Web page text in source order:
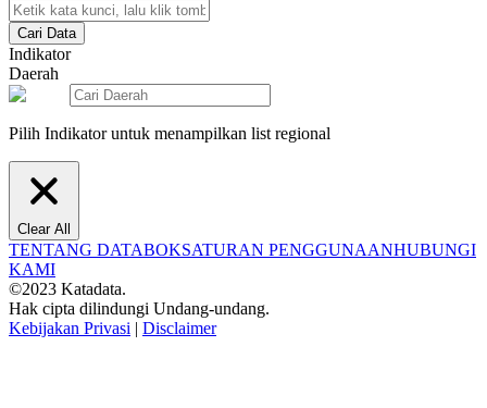
Cari Data
Indikator
Daerah
Pilih Indikator untuk menampilkan list regional
Clear All
TENTANG DATABOKSATURAN PENGGUNAANHUBUNGI
KAMI
©2023 Katadata.
Hak cipta dilindungi Undang-undang.
Kebijakan Privasi | Disclaimer